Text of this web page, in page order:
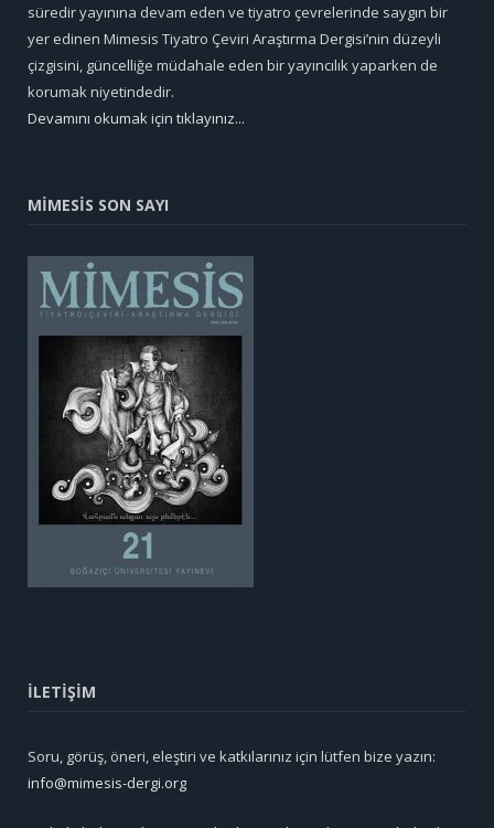
süredir yayınına devam eden ve tiyatro çevrelerinde saygın bir
yer edinen Mimesis Tiyatro Çeviri Araştırma Dergisi’nin düzeyli
çizgisini, güncelliğe müdahale eden bir yayıncılık yaparken de
korumak niyetindedir.
Devamını okumak için tıklayınız...
MİMESİS SON SAYI
İLETİŞİM
Soru, görüş, öneri, eleştiri ve katkılarınız için lütfen bize yazın:
info@mimesis-dergi.org